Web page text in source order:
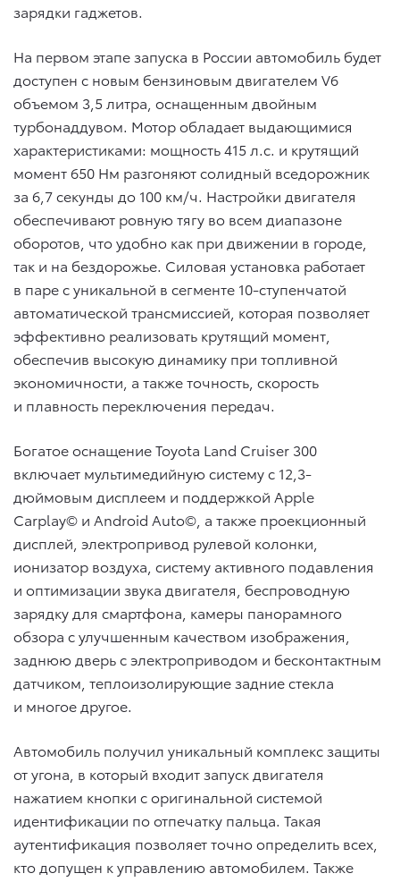
зарядки гаджетов.
На первом этапе запуска в России автомобиль будет
доступен с новым бензиновым двигателем V6
объемом 3,5 литра, оснащенным двойным
турбонаддувом. Мотор обладает выдающимися
характеристиками: мощность 415 л.с. и крутящий
момент 650 Нм разгоняют солидный вседорожник
за 6,7 секунды до 100 км/ч. Настройки двигателя
обеспечивают ровную тягу во всем диапазоне
оборотов, что удобно как при движении в городе,
так и на бездорожье. Силовая установка работает
в паре с уникальной в сегменте 10-ступенчатой
автоматической трансмиссией, которая позволяет
эффективно реализовать крутящий момент,
обеспечив высокую динамику при топливной
экономичности, а также точность, скорость
и плавность переключения передач.
Богатое оснащение Toyota Land Cruiser 300
включает мультимедийную систему с 12,3-
дюймовым дисплеем и поддержкой Apple
Carplay© и Android Auto©, а также проекционный
дисплей, электропривод рулевой колонки,
ионизатор воздуха, систему активного подавления
и оптимизации звука двигателя, беспроводную
зарядку для смартфона, камеры панорамного
обзора c улучшенным качеством изображения,
заднюю дверь с электроприводом и бесконтактным
датчиком, теплоизолирующие задние стекла
и многое другое.
Автомобиль получил уникальный комплекс защиты
от угона, в который входит запуск двигателя
нажатием кнопки с оригинальной системой
идентификации по отпечатку пальца. Такая
аутентификация позволяет точно определить всех,
кто допущен к управлению автомобилем. Также